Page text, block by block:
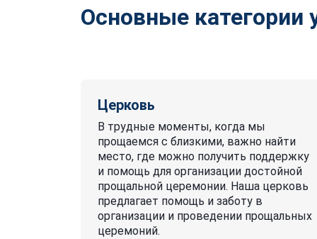
Основные категории
Церковь
В трудные моменты, когда мы
прощаемся с близкими, важно найти
место, где можно получить поддержку
и помощь для организации достойной
прощальной церемонии. Наша церковь
предлагает помощь и заботу в
организации и проведении прощальных
церемоний.